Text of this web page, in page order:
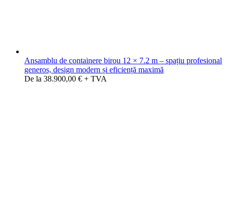
Ansamblu de containere birou 12 × 7.2 m – spațiu profesional
generos, design modern și eficiență maximă
De la 38.900,00 € + TVA